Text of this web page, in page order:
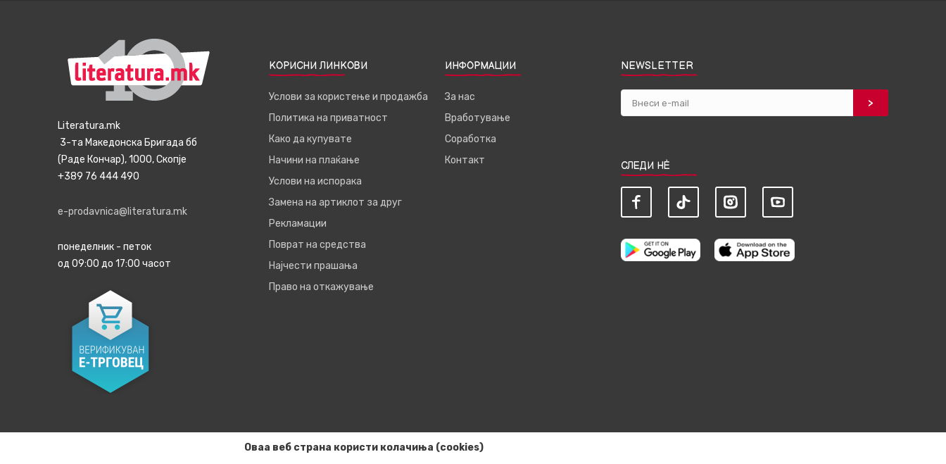
Literatura.mk
3-та Македонска Бригада бб
(Раде Кончар), 1000, Скопје
+389 76 444 490
e-prodavnica@literatura.mk
понеделник - петок
од 09:00 до 17:00 часот
КОРИСНИ ЛИНКОВИ
Услови за користење и продажба
Политика на приватност
Како да купувате
Начини на плаќање
Услови на испорака
Замена на артиклот за друг
Рекламации
Поврат на средства
Најчести прашања
Право на откажување
ИНФОРМАЦИИ
За нас
Вработување
Соработка
Контакт
NEWSLETTER
СЛЕДИ НЀ
Оваа веб страна користи колачиња (cookies)